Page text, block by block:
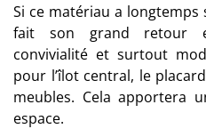
Si ce matériau a longtemps
fait son grand retour
convivialité et surtout
pour l’îlot central, le
meubles. Cela apportera
espace.